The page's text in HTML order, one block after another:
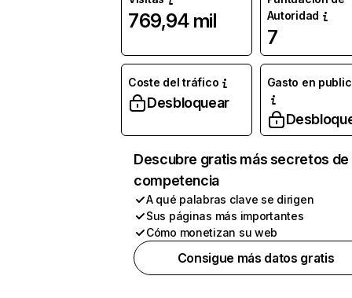
769,94 mil
Autoridad
7
Coste del tráfico
Desbloquear
Gasto en
Descubre gratis más secretos de
competencia
A qué palabras clave se dirigen
Sus páginas más importantes
Cómo monetizan su web
Consigue más datos gratis